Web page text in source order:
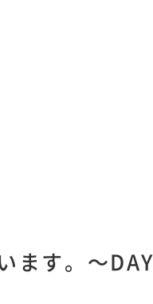
ます。～